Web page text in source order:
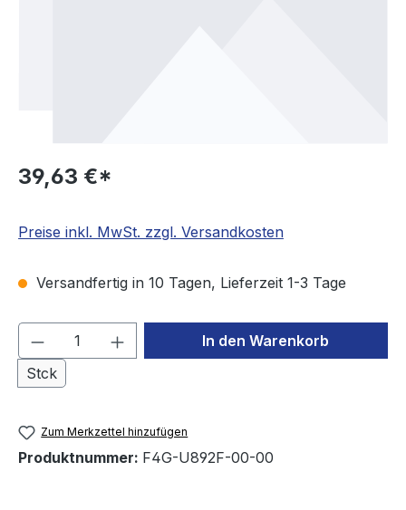
39,63 €*
Preise inkl. MwSt. zzgl. Versandkosten
Versandfertig in 10 Tagen, Lieferzeit 1-3 Tage
Produkt Anzahl: Gib den
Stck
In den Warenkorb
Zum Merkzettel hinzufügen
Produktnummer: F4G-U892F-00-00